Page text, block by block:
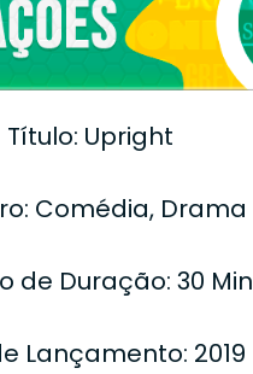
Título: Upright
Comédia, Drama
de Duração: 30 Min
Lançamento: 2019